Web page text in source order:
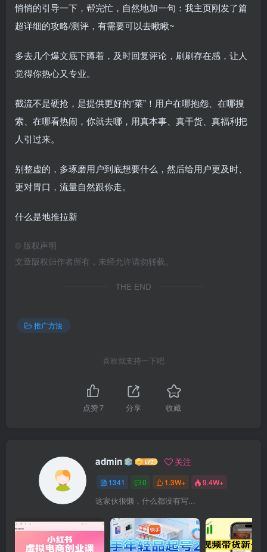
悄悄的引导一下，帮完忙，自然地加一句：我主页刚发了篇
超详细的攻略/测评，有需要可以去瞅瞅~
多去几个爆文底下蹲着，及时回复评论，刷刷存在感，让人
觉得你热心又专业。
截流不是硬抢，是提供更好的“菜”！用户在哪抱怨、在哪搜
索、在哪看热闹，你就去哪，用真本事、真干货、真福利把
人引过来。
别整虚的，多琢磨用户到底想要什么，然后给用户更及时、
更对胃口，流量自然跟你走。
什么是地推拉新
© 版权声明
文章版权归作者所有，未经允许请勿转载。
THE END
推广方法
喜欢就支持一下吧
点赞7 分享 收藏
admin 关注
1341 0 1.3W+ 9.4W+
这家伙很懒，什么都没有写...